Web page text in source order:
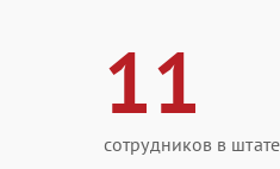
11
сотрудников в штате